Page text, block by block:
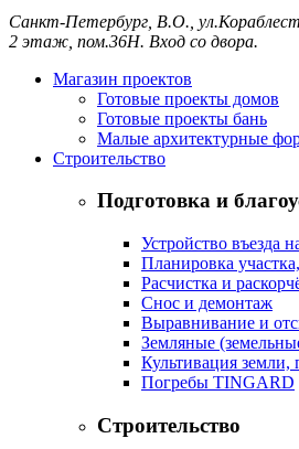
Санкт-Петербург В.О.,
2 этаж, пом.36Н. Вход со двора.
Магазин проектов
Готовые проекты домов
Готовые проекты бань
Малые архитектурные
Строительство
Подготовка и
Устройство въезда
Планировка
Расчистка и
Снос и демонтаж
Выравнивание и
Земляные
Культивация земли,
Погребы TINGARD
Строительство